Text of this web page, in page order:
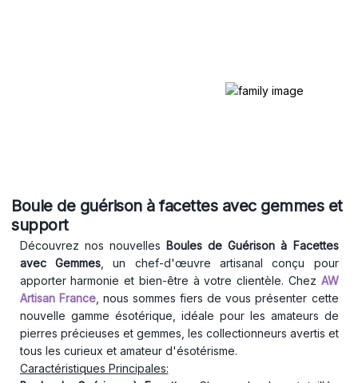
Boule de guérison à facettes avec gemmes et
support
Découvrez nos nouvelles Boules de Guérison à Facettes
avec Gemmes, un chef-d'œuvre artisanal conçu pour
apporter harmonie et bien-être à votre clientèle. Chez AW
Artisan France, nous sommes fiers de vous présenter cette
nouvelle gamme ésotérique, idéale pour les amateurs de
pierres précieuses et gemmes, les collectionneurs avertis et
tous les curieux et amateur d'ésotérisme.
Caractéristiques Principales: